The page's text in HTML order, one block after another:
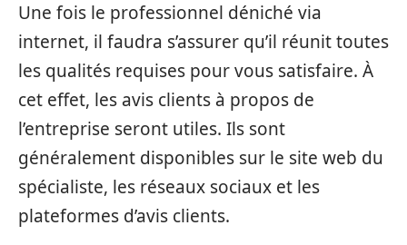
Une fois le professionnel déniché via
internet, il faudra s’assurer qu’il réunit toutes
les qualités requises pour vous satisfaire. À
cet effet, les avis clients à propos de
l’entreprise seront utiles. Ils sont
généralement disponibles sur le site web du
spécialiste, les réseaux sociaux et les
plateformes d’avis clients.